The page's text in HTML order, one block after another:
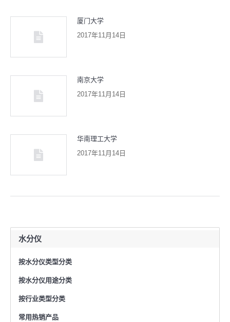
厦门大学
2017年11月14日
南京大学
2017年11月14日
华南理工大学
2017年11月14日
水分仪
按水分仪类型分类
按水分仪用途分类
按行业类型分类
常用热销产品